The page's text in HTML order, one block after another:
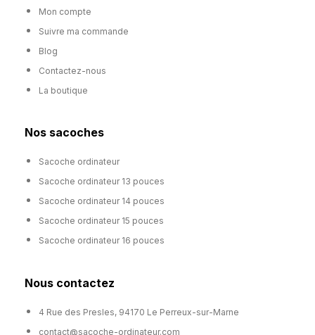
Mon compte
Suivre ma commande
Blog
Contactez-nous
La boutique
Nos sacoches
Sacoche ordinateur
Sacoche ordinateur 13 pouces
Sacoche ordinateur 14 pouces
Sacoche ordinateur 15 pouces
Sacoche ordinateur 16 pouces
Nous contactez
4 Rue des Presles, 94170 Le Perreux-sur-Marne
contact@sacoche-ordinateur.com